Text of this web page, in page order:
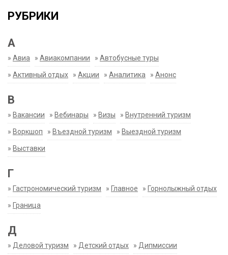
РУБРИКИ
А
» Авиа » Авиакомпании » Автобусные туры
» Активный отдых » Акции » Аналитика » Анонс
В
» Вакансии » Вебинары » Визы » Внутренний туризм
» Воркшоп » Въездной туризм » Выездной туризм
» Выставки
Г
» Гастрономический туризм » Главное » Горнолыжный отдых
» Граница
Д
» Деловой туризм » Детский отдых » Дипмиссии